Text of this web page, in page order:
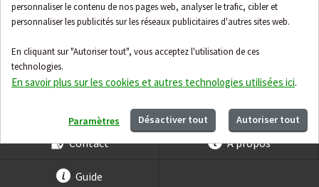
personnaliser le contenu de nos pages web, analyser le trafic, cibler et
personnaliser les publicités sur les réseaux publicitaires d'autres sites web.
En cliquant sur "Autoriser tout", vous acceptez l'utilisation de ces
technologies.
En savoir plus sur les cookies et autres technologies utilisées ici.
Paramètres Désactiver tout Autoriser tout
Caractéristiques :
plage de températures : 30...90 °C
longueur de la capillaire 1,6m
type de micro-interrupteur A
Contact À propos
Guide